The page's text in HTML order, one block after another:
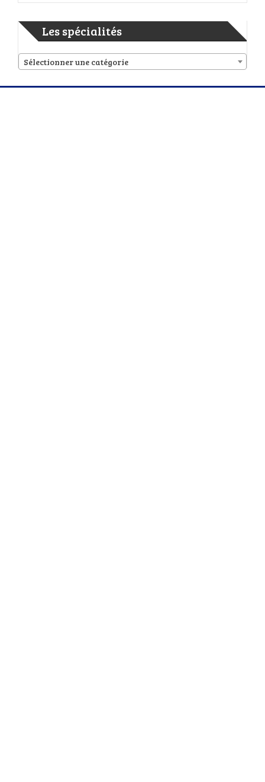
Les spécialités
Sélectionner une catégorie